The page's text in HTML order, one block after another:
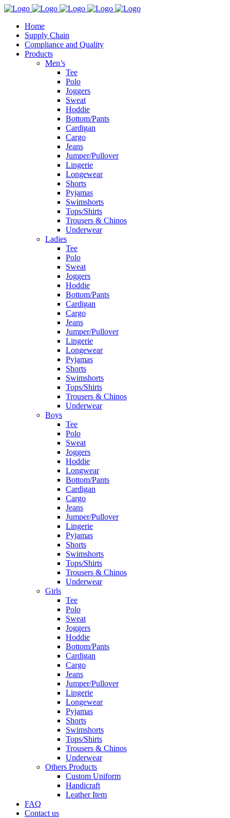
Home
Supply Chain
Compliance and Quality
Products
Men’s
Tee
Polo
Joggers
Sweat
Hoddie
Bottom/Pants
Cardigan
Cargo
Jeans
Jumper/Pullover
Lingerie
Longewear
Shorts
Pyjamas
Swimshorts
Tops/Shirts
Trousers & Chinos
Underwear
Ladies
Tee
Polo
Sweat
Joggers
Hoddie
Bottom/Pants
Cardigan
Cargo
Jeans
Jumper/Pullover
Lingerie
Longewear
Pyjamas
Shorts
Swimshorts
Tops/Shirts
Trousers & Chinos
Underwear
Boys
Tee
Polo
Sweat
Joggers
Hoddie
Longwear
Bottom/Pants
Cardigan
Cargo
Jeans
Jumper/Pullover
Lingerie
Pyjamas
Shorts
Swimshorts
Tops/Shirts
Trousers & Chinos
Underwear
Girls
Tee
Polo
Sweat
Joggers
Hoddie
Bottom/Pants
Cardigan
Cargo
Jeans
Jumper/Pullover
Lingerie
Longewear
Pyjamas
Shorts
Swimshorts
Tops/Shirts
Trousers & Chinos
Underwear
Others Products
Custom Uniform
Handicraft
Leather Item
FAQ
Contact us